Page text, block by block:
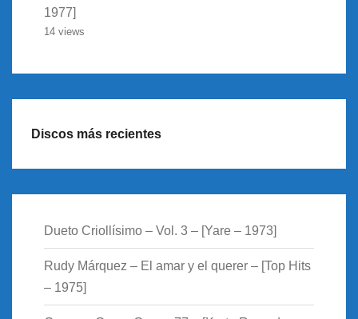
1977]
14 views
Discos más recientes
Dueto Criollísimo – Vol. 3 – [Yare – 1973]
Rudy Márquez – El amar y el querer – [Top Hits
– 1975]